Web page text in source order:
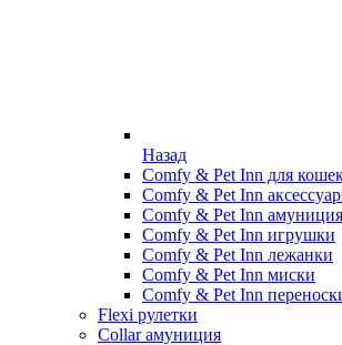
Назад
Comfy & Pet Inn для
Comfy & Pet Inn
Comfy & Pet Inn амуниция
Comfy & Pet Inn игрушки
Comfy & Pet Inn лежанки
Comfy & Pet Inn миски
Comfy & Pet Inn
Flexi рулетки
Collar амуниция